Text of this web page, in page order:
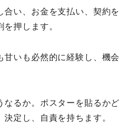
合い、お金を支払い、契約を
押します。
甘いも必然的に経験し、機会
なるか。ポスターを貼るかど
定し、自責を持ちます。